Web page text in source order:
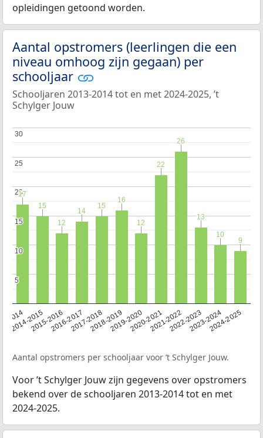
opleidingen getoond worden.
Aantal opstromers (leerlingen die een
niveau omhoog zijn gegaan) per
schooljaar
Schooljaren 2013-2014 tot en met 2024-2025, ’t
Schylger Jouw
2014
2014-20152015-20162016-20172017-20182018-20192019-20202020-20212021-20222022-20232023-20242024-2025
5
5
10
10
15
15
20
20
25
25
30
30
17
17
15
15
12
12
14
14
15
15
16
16
12
12
22
22
26
26
13
13
10
10
9
9
Aantal opstromers per schooljaar voor ’t Schylger Jouw.
Voor ’t Schylger Jouw zijn gegevens over opstromers
bekend over de schooljaren 2013-2014 tot en met
2024-2025.